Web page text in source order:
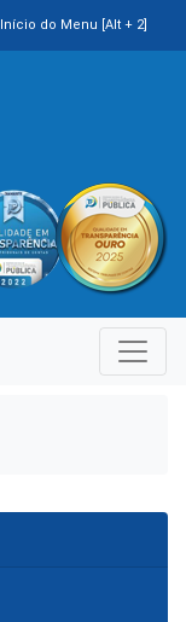
Início do Menu [Alt + 2]